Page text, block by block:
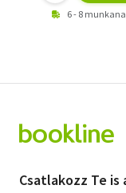
6 - 8
Csatlakozz Te